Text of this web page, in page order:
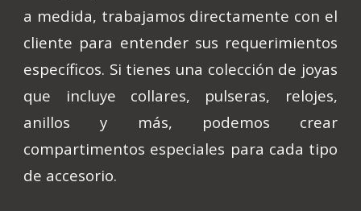
a medida, trabajamos directamente con el
cliente para entender sus requerimientos
específicos. Si tienes una colección de joyas
que incluye collares, pulseras, relojes,
anillos y más, podemos crear
compartimentos especiales para cada tipo
de accesorio.